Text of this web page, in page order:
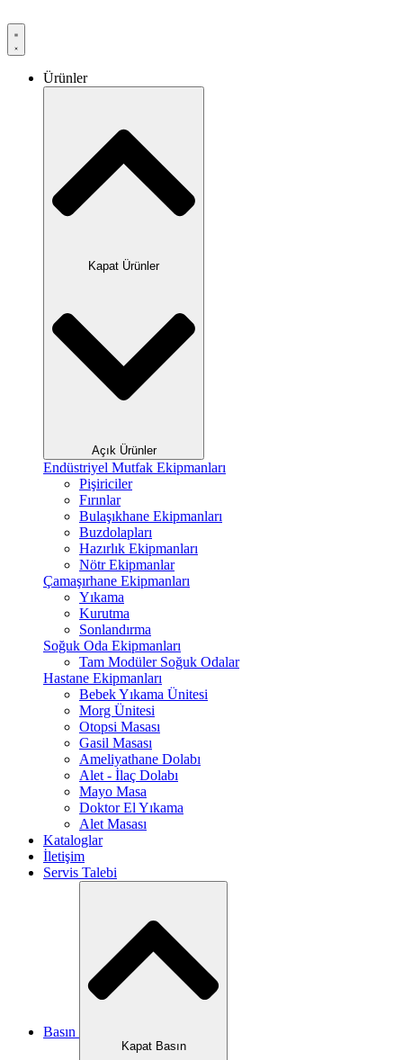
Ürünler
Kapat Ürünler
Açık Ürünler
Endüstriyel Mutfak Ekipmanları
Pişiriciler
Fırınlar
Bulaşıkhane Ekipmanları
Buzdolapları
Hazırlık Ekipmanları
Nötr Ekipmanlar
Çamaşırhane Ekipmanları
Yıkama
Kurutma
Sonlandırma
Soğuk Oda Ekipmanları
Tam Modüler Soğuk Odalar
Hastane Ekipmanları
Bebek Yıkama Ünitesi
Morg Ünitesi
Otopsi Masası
Gasil Masası
Ameliyathane Dolabı
Alet - İlaç Dolabı
Mayo Masa
Doktor El Yıkama
Alet Masası
Kataloglar
İletişim
Servis Talebi
Basın
Kapat Basın